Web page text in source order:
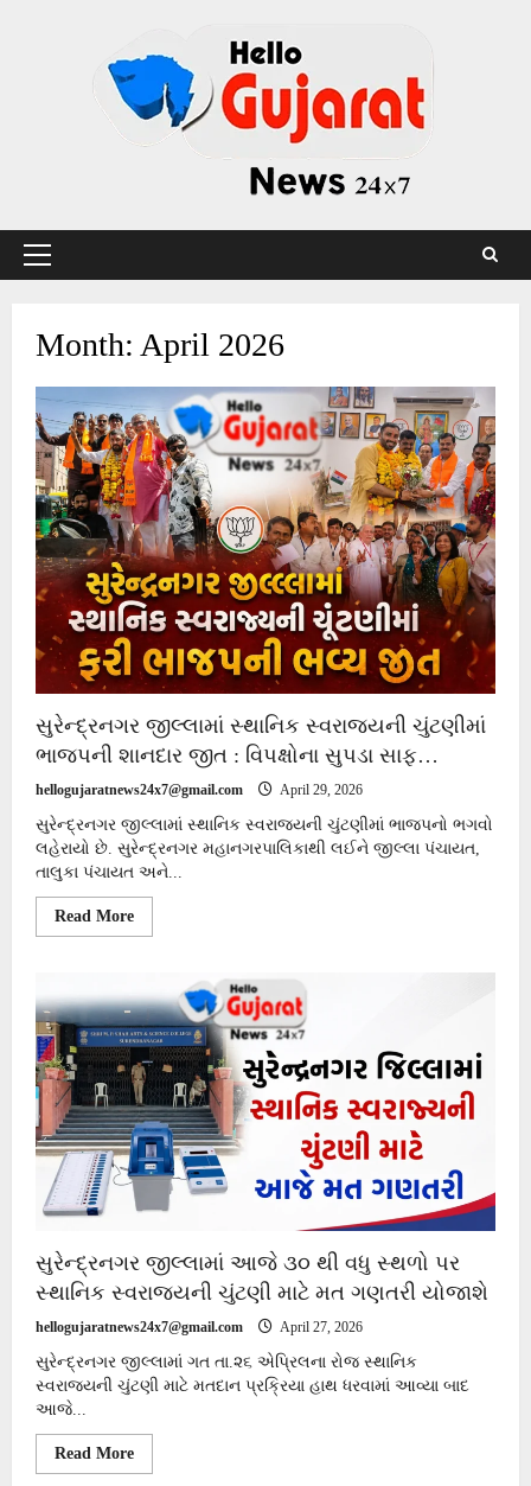
Primary
Month: April 2026
સુરેન્દ્રનગર જીલ્લામાં સ્થાનિક સ્વરાજયની ચુંટણીમાં
ભાજપની શાનદાર જીત : વિપક્ષોના સુપડા સાફ…
hellogujaratnews24x7@gmail.com April 29, 2026
સુરેન્દ્રનગર જીલ્લામાં સ્થાનિક સ્વરાજ્યની ચુંટણીમાં ભાજપનો ભગવો
લહેરાયો છે. સુરેન્દ્રનગર મહાનગરપાલિકાથી લઈને જીલ્લા પંચાયત,
તાલુકા પંચાયત અને...
Read MoreRead
સ્થાનિક
સ્વરાજયની
ચુંટણીમાં
ભાજપની
શાનદાર
જીત
:
વિપક્ષોના
સુપડા
સાફ…
સુરેન્દ્રનગર જીલ્લામાં આજે ૩૦ થી વધુ સ્થળો પર
સ્થાનિક સ્વરાજ્યની ચુંટણી માટે મત ગણતરી યોજાશે
hellogujaratnews24x7@gmail.com April 27, 2026
સુરેન્દ્રનગર જીલ્લામાં ગત તા.૨૬ એપ્રિલના રોજ સ્થાનિક
સ્વરાજ્યની ચુંટણી માટે મતદાન પ્રક્રિયા હાથ ધરવામાં આવ્યા બાદ
આજે...
Read MoreRead